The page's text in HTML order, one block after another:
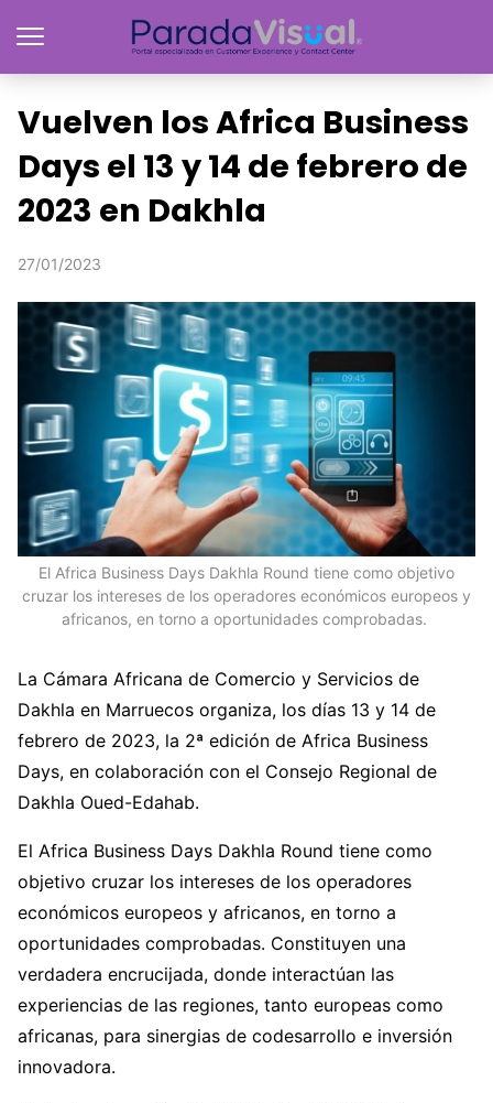
Vuelven los Africa Business
Days el 13 y 14 de febrero de
2023 en Dakhla
27/01/2023
El Africa Business Days Dakhla Round tiene como objetivo
cruzar los intereses de los operadores económicos europeos y
africanos, en torno a oportunidades comprobadas.
La Cámara Africana de Comercio y Servicios de
Dakhla en Marruecos organiza, los días 13 y 14 de
febrero de 2023, la 2ª edición de Africa Business
Days, en colaboración con el Consejo Regional de
Dakhla Oued-Edahab.
El Africa Business Days Dakhla Round tiene como
objetivo cruzar los intereses de los operadores
económicos europeos y africanos, en torno a
oportunidades comprobadas. Constituyen una
verdadera encrucijada, donde interactúan las
experiencias de las regiones, tanto europeas como
africanas, para sinergias de codesarrollo e inversión
innovadora.